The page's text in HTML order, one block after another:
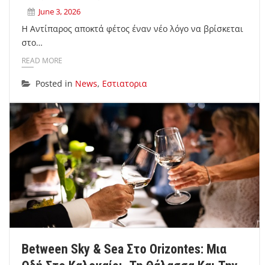
June 3, 2026
Η Αντίπαρος αποκτά φέτος έναν νέο λόγο να βρίσκεται
στο…
READ MORE
Posted in News, Εστιατορια
Between Sky & Sea Στο Orizontes: Μια